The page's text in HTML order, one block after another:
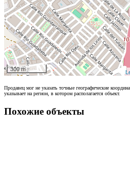
300 m
Продавец мог не указать точные географические
указывает на регион, в котором располагается объект.
Похожие объекты